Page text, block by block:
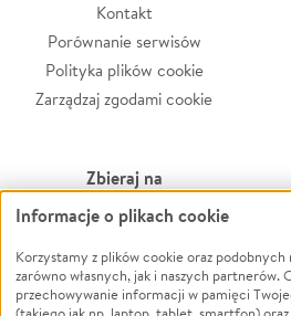
Kontakt
Porównanie serwisów
Polityka plików cookie
Zarządzaj zgodami cookie
Zbieraj na
Leczenie
Zwierzęta
Pożar
Informacje o plikach cookie
Korzystamy z plików cookie oraz
zarówno własnych, jak i naszych partnerów.
przechowywanie informacji w pamięci